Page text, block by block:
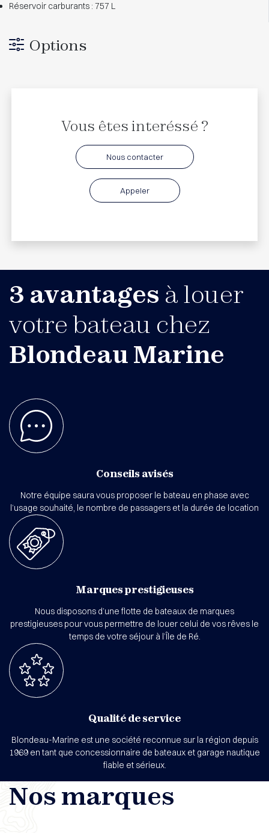
Réservoir carburants : 757 L
Options
Vous êtes interéssé ?
Nous contacter
Appeler
3 avantages à louer
votre bateau chez
Blondeau Marine
Conseils avisés
Notre équipe saura vous proposer le bateau en phase avec
l’usage souhaité, le nombre de passagers et la durée de location
Marques prestigieuses
Nous disposons d’une flotte de bateaux de marques
prestigieuses pour vous permettre de louer celui de vos rêves le
temps de votre séjour à l’Île de Ré.
Qualité de service
Blondeau-Marine est une société reconnue sur la région depuis
1969 en tant que concessionnaire de bateaux et garage nautique
fiable et sérieux.
Nos marques